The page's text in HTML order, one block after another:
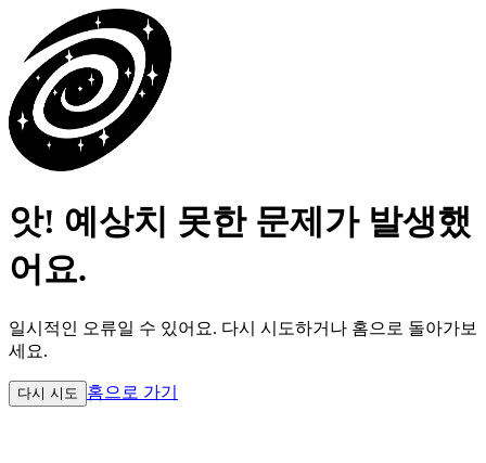
앗! 예상치 못한 문제가 발생했
어요.
일시적인 오류일 수 있어요. 다시 시도하거나 홈으로 돌아가보
세요.
다시 시도 홈으로 가기